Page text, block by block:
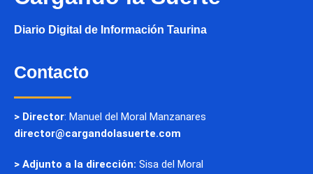
Diario Digital de Información Taurina
Contacto
> Director: Manuel del Moral Manzanares
director@cargandolasuerte.com
> Adjunto a la dirección: Sisa del Moral